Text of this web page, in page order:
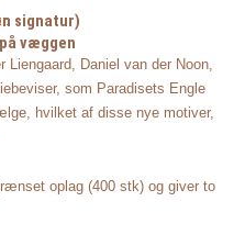
signatur)
væggen
Liengaard, Daniel van der Noon,
som Paradisets Engle
hvilket af disse nye motiver,
oplag (400 stk) og giver to